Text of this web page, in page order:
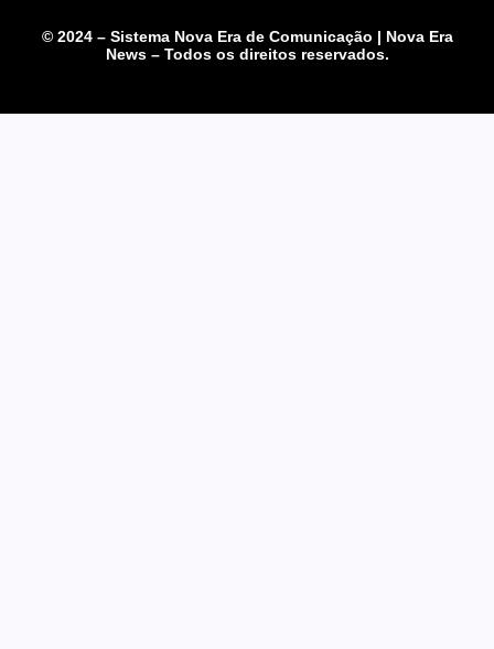
© 2024 – Sistema Nova Era de Comunicação | Nova Era
News – Todos os direitos reservados.